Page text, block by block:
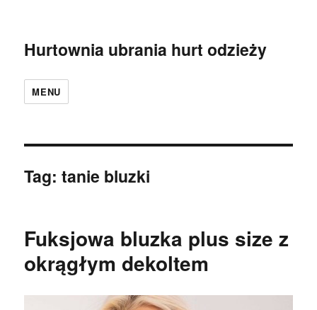
Hurtownia ubrania hurt odzieży
MENU
Tag:tanie bluzki
Fuksjowa bluzka plus size z
okrągłym dekoltem